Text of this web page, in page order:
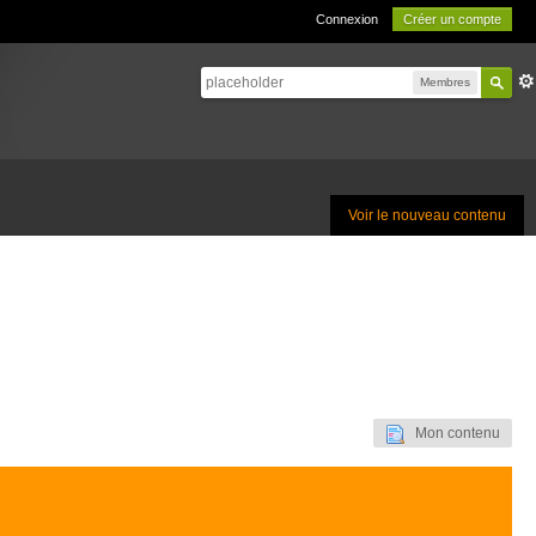
Connexion Créer un compte
Membres
Voir le nouveau contenu
Mon contenu